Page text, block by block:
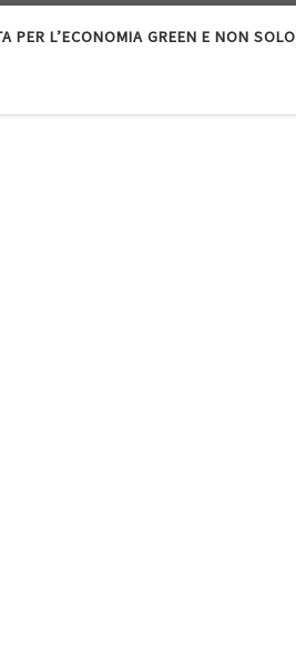
PER L’ECONOMIA GREEN E NON SOLO